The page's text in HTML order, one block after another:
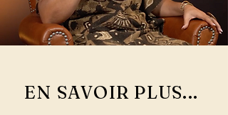
EN SAVOIR PLUS...